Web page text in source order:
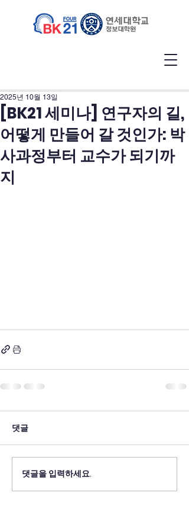
[BK21 세미나] 연구자의 길,
어떻게 만들어 갈 것인가: 박
사과정부터 교수가 되기까
지
2025년 10월 13일
댓글
댓글을 입력하세요.